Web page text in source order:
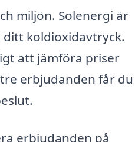
miljön. Solenergi är
ditt koldioxidavtryck.
att jämföra priser
erbjudanden får du
erbjudanden på